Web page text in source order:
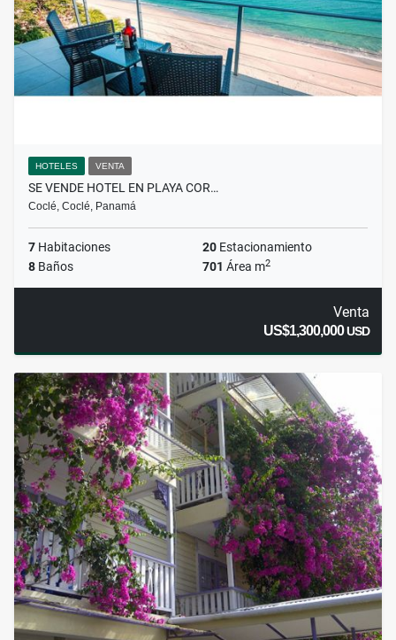
HOTELES VENTA
SE VENDE HOTEL EN PLAYA COR…
Coclé, Coclé, Panamá
7 Habitaciones 20 Estacionamiento
8 Baños 701 Área m2
Venta
US$1,300,000USD